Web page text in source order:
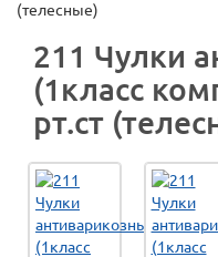
(телесные)
211 Чулки
(1класс
рт.ст